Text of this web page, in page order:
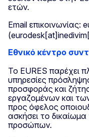
ετών.
Email επικοινωνίας:
(
Εθνικό κέντρο
Το EURES παρέχει
υπηρεσίες
προσφοράς και
εργαζομένων και
προς όφελος
ασκήσει το
προσώπων.